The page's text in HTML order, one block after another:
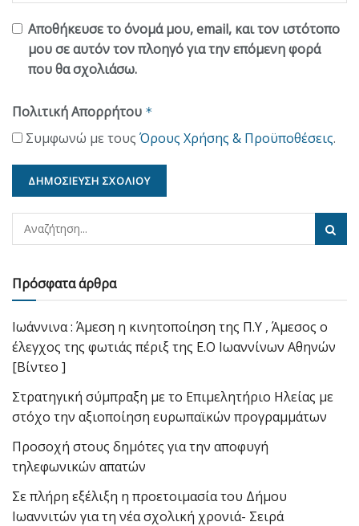
Αποθήκευσε το όνομά μου, email, και τον ιστότοπο
μου σε αυτόν τον πλοηγό για την επόμενη φορά
που θα σχολιάσω.
Πολιτική Απορρήτου *
Συμφωνώ με τους Όρους Χρήσης & Προϋποθέσεις.
Πρόσφατα άρθρα
Ιωάννινα : Άμεση η κινητοποίηση της Π.Υ , Άμεσος ο
έλεγχος της φωτιάς πέριξ της Ε.Ο Ιωαννίνων Αθηνών
[Βίντεο ]
Στρατηγική σύμπραξη με το Επιμελητήριο Ηλείας με
στόχο την αξιοποίηση ευρωπαϊκών προγραμμάτων
Προσοχή στους δημότες για την αποφυγή
τηλεφωνικών απατών
Σε πλήρη εξέλιξη η προετοιμασία του Δήμου
Ιωαννιτών για τη νέα σχολική χρονιά- Σειρά